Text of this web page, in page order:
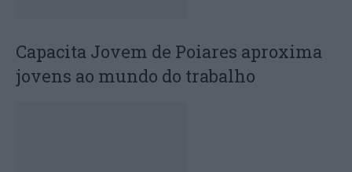
Capacita Jovem de Poiares aproxima
jovens ao mundo do trabalho